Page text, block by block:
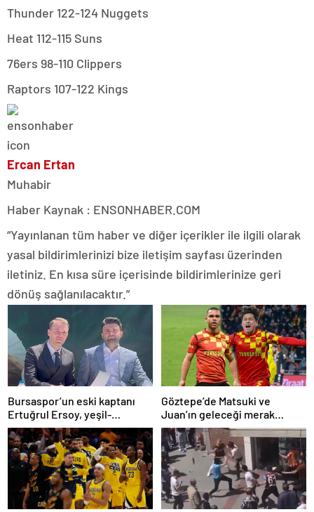
Thunder 122-124 Nuggets
Heat 112-115 Suns
76ers 98-110 Clippers
Raptors 107-122 Kings
Ercan Ertan
Muhabir
Haber Kaynak : ENSONHABER.COM
“Yayınlanan tüm haber ve diğer içerikler ile ilgili olarak
yasal bildirimlerinizi bize iletişim sayfası üzerinden
iletiniz. En kısa süre içerisinde bildirimlerinize geri
dönüş sağlanılacaktır.”
Bursaspor’un eski kaptanı
Ertuğrul Ersoy, yeşil-
beyazlılara geri döndü
Göztepe’de Matsuki ve
Juan’ın geleceği merak
konusu